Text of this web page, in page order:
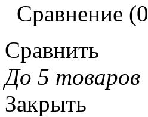
Сравнение (0
Сравнить
До 5 товаров
Закрыть